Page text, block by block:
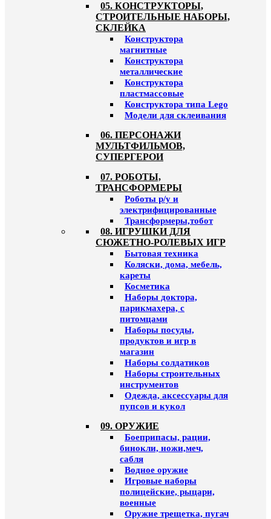
05. КОНСТРУКТОРЫ,
СТРОИТЕЛЬНЫЕ НАБОРЫ,
СКЛЕЙКА
Конструктора
магнитные
Конструктора
металлические
Конструктора
пластмассовые
Конструктора типа Lego
Модели для склеивания
06. ПЕРСОНАЖИ
МУЛЬТФИЛЬМОВ,
СУПЕРГЕРОИ
07. РОБОТЫ,
ТРАНСФОРМЕРЫ
Роботы р/у и
электрифицированные
Трансформеры,тобот
08. ИГРУШКИ ДЛЯ
СЮЖЕТНО-РОЛЕВЫХ ИГР
Бытовая техника
Коляски, дома, мебель,
кареты
Косметика
Наборы доктора,
парикмахера, с
питомцами
Наборы посуды,
продуктов и игр в
магазин
Наборы солдатиков
Наборы строительных
инструментов
Одежда, аксессуары для
пупсов и кукол
09. ОРУЖИЕ
Боеприпасы, рации,
бинокли, ножи,меч,
сабля
Водное оружие
Игровые наборы
полицейские, рыцари,
военные
Оружие трещетка, пугач